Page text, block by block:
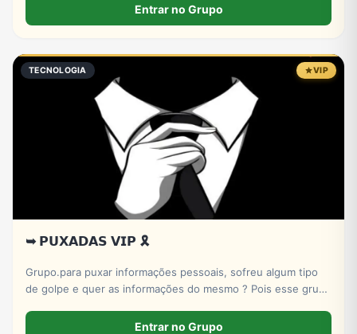
Entrar no Grupo
TECNOLOGIA VIP
➥ 𝗣𝗨𝗫𝗔𝗗𝗔𝗦 𝗩𝗜𝗣 🎗️
Grupo.para puxar informações pessoais, sofreu algum tipo
de golpe e quer as informações do mesmo ? Pois esse grupo
Entrar no Grupo